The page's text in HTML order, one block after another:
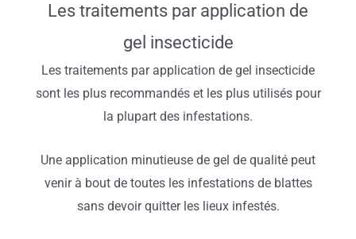
Les traitements par application de
gel insecticide
Les traitements par application de gel insecticide
sont les plus recommandés et les plus utilisés pour
la plupart des infestations.
Une application minutieuse de gel de qualité peut
venir à bout de toutes les infestations de blattes
sans devoir quitter les lieux infestés.